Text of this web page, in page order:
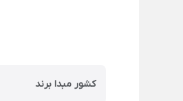
کشور مبدا برند